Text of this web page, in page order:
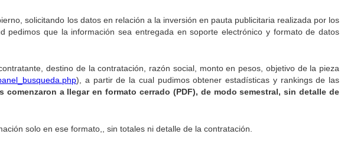
solicitando los datos en relación a la inversión en pauta publicitaria realizada por los
pedimos que la información sea entregada en soporte electrónico y formato de datos
destino de la contratación, razón social, monto en pesos, objetivo de la pieza
), a partir de la cual pudimos obtener estadísticas y rankings de las
comenzaron a llegar en formato cerrado (PDF), de modo semestral, sin detalle de
solo en ese formato,, sin totales ni detalle de la contratación.